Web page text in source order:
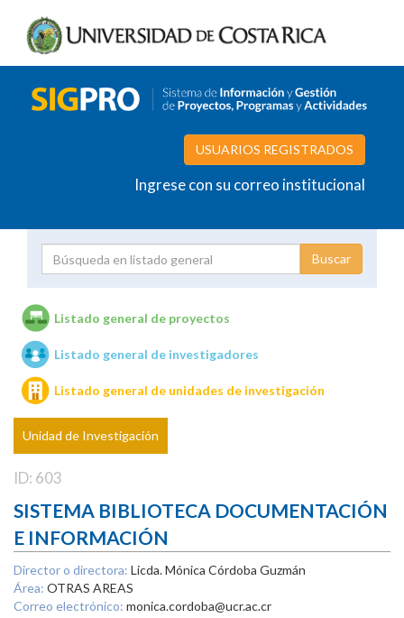
USUARIOS REGISTRADOS
Ingrese con su correo institucional
Unidades de investigación
Listado general de proyectos
Listado general de investigadores
Listado general de unidades de investigación
Unidad de Investigación
ID: 603
SISTEMA BIBLIOTECA DOCUMENTACIÓN
E INFORMACIÓN
Director o directora: Licda. Mónica Córdoba Guzmán
Área: OTRAS AREAS
Correo electrónico: monica.cordoba@ucr.ac.cr